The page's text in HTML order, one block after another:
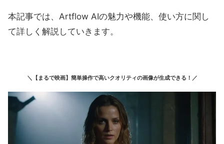
本記事では、Artflow AIの魅力や機能、使い方に関し
て詳しく解説していきます。
＼【まるで映画】簡単操作で高いクオリティの画像が生成できる！／